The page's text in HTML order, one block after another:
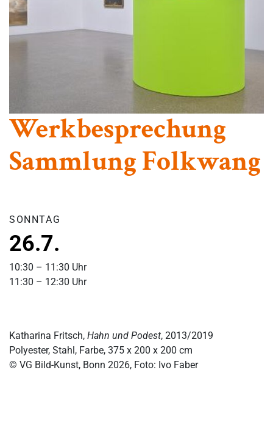
Werkbesprechung
Sammlung Folkwang
SONNTAG
26.7.
10:30 – 11:30 Uhr
11:30 – 12:30 Uhr
Katharina Fritsch, Hahn und Podest, 2013/2019
Polyester, Stahl, Farbe, 375 x 200 x 200 cm
© VG Bild-Kunst, Bonn 2026, Foto: Ivo Faber